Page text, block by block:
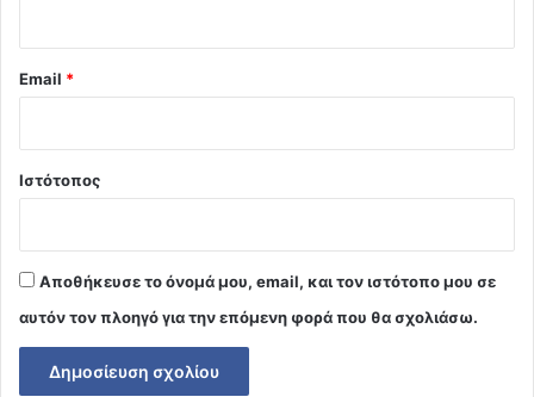
Email *
Ιστότοπος
Αποθήκευσε το όνομά μου, email, και τον ιστότοπο μου σε
αυτόν τον πλοηγό για την επόμενη φορά που θα σχολιάσω.